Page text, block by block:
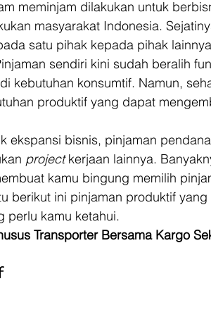
meminjam dilakukan untuk
masyarakat Indonesia.
satu pihak kepada pihak
sendiri kini sudah beralih
kebutuhan konsumtif. Namun,
produktif yang dapat
ekspansi bisnis, pinjaman
project kerjaan lainnya.
kamu bingung memilih
berikut ini pinjaman produktif yang
perlu kamu ketahui.
Transporter Bersama Kargo